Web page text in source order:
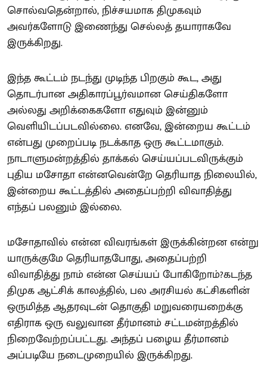
சொல்வதென்றால், நிச்சயமாக திமுகவும்
அவர்களோடு இணைந்து செல்லத் தயாராகவே
இருக்கிறது.
இந்த கூட்டம் நடந்து முடிந்த பிறகும் கூட, அது
தொடர்பான அதிகாரப்பூர்வமான செய்திகளோ
அல்லது அறிக்கைகளோ எதுவும் இன்னும்
வெளியிடப்படவில்லை. எனவே, இன்றைய கூட்டம்
என்பது முறைப்படி நடக்காத ஒரு கூட்டமாகும்.
நாடாளுமன்றத்தில் தாக்கல் செய்யப்படவிருக்கும்
புதிய மசோதா என்னவென்றே தெரியாத நிலையில்,
இன்றைய கூட்டத்தில் அதைப்பற்றி விவாதித்து
எந்தப் பலனும் இல்லை.
மசோதாவில் என்ன விவரங்கள் இருக்கின்றன என்று
யாருக்குமே தெரியாதபோது, அதைப்பற்றி
விவாதித்து நாம் என்ன செய்யப் போகிறோம்?கடந்த
திமுக ஆட்சிக் காலத்தில், பல அரசியல் கட்சிகளின்
ஒருமித்த ஆதரவுடன் தொகுதி மறுவரையறைக்கு
எதிராக ஒரு வலுவான தீர்மானம் சட்டமன்றத்தில்
நிறைவேற்றப்பட்டது. அந்தப் பழைய தீர்மானம்
அப்படியே நடைமுறையில் இருக்கிறது.